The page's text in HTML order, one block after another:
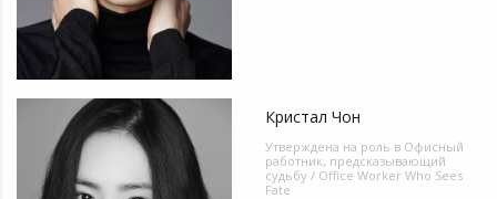
Кристал Чон
Утверждена на роль в Офисный
работник, предсказывающий
судьбу / Office Worker Who Sees
Fate